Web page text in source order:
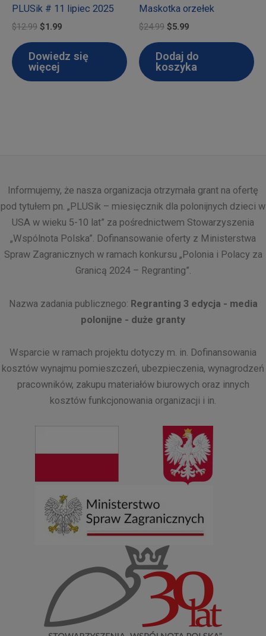
PLUSik # 11 lipiec 2025
$12.99 Pierwotna
$12.99.
$1.99Aktualna
$1.99.
Dowiedz się
więcej
Maskotka orzełek
$24.99 Pierwotna
$24.99.
$5.99Aktualna
$5.99.
Dodaj do
koszyka
Informujemy, że nasza organizacja otrzymała grant na ofertę
pod tytułem pn. „PLUSik – miesięcznik dla polonijnych dzieci w
USA w wieku 5-10 lat” za pośrednictwem Stowarzyszenia
„Wspólnota Polska”. Dofinansowanie oferty z Ministerstwa
Spraw Zagranicznych w ramach konkursu „Polonia i Polacy za
Granicą 2024 – Regranting”.
Nazwa zadania publicznego: Regranting 3 edycja - media
polonijne - duże granty
Wsparcie w ramach projektu dotyczy m. in. Dofinansowania
kosztów wynajmu pomieszczeń, ubezpieczenia, wynagrodzeń
pracowników, zakupu materiałów biurowych oraz innych
kosztów funkcjonowania organizacji i in.